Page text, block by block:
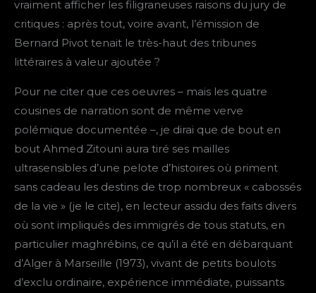
vraiment afficher les filigraneuses raisons du jury de
critiques : après tout, voire avant, l’émission de
Bernard Pivot tenait le très-haut des tribunes
littéraires à valeur ajoutée ?
Pour ne citer que ces oeuvres – mais les quatre
cousines de narration sont de même verve
polémique documentée –, je dirai que de bout en
bout Ahmed Zitouni aura tiré ses mailles
ultrasensibles d’une pelote d’histoires où priment
sans cadeau les destins de trop nombreux « cabossés
de la vie » (je le cite), en lecteur assidu des faits divers
où sont impliqués des immigrés de tous statuts, en
particulier maghrébins, ce qu’il a été en débarquant
d’Alger à Marseille (1973), vivant de petits boulots
d’exclu ordinaire, expérience immédiate, puissants